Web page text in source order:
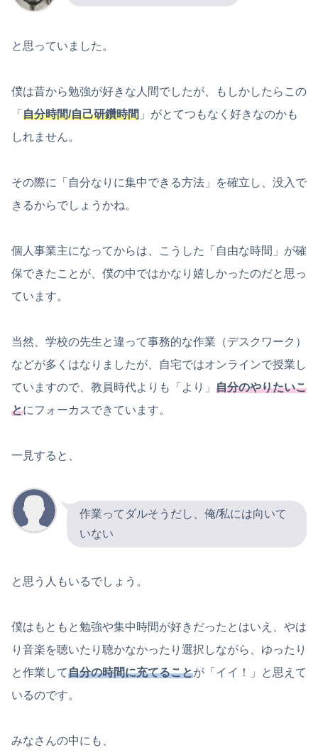
と思っていました。
僕は昔から勉強が好きな人間でしたが、もしかしたらこの
「 自分時間/自己研鑽時間 」がとてつもなく好きなのかも
しれません。
その際に「自分なりに集中できる方法」を確立し、没入で
きるからでしょうかね。
個人事業主になってからは、こうした「自由な時間」が確
保できたことが、僕の中ではかなり嬉しかったのだと思っ
ています。
当然、学校の先生と違って事務的な作業（デスクワーク）
などが多くはなりましたが、自宅ではオンラインで授業し
ていますので、教員時代よりも「より」 自分のやりたいこ
とにフォーカスできています。
一見すると、
作業ってダルそうだし、俺/私には向いて
いない
と思う人もいるでしょう。
僕はもともと勉強や集中時間が好きだったとはいえ、やは
り音楽を聴いたり聴かなかったり選択しながら、ゆったり
と作業して自分の時間に充てることが「イイ！」と思えて
いるのです。
みなさんの中にも、